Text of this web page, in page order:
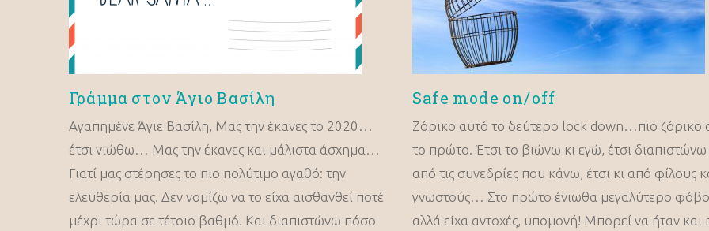
Γράμμα στον Άγιο Βασίλη
Αγαπημένε Άγιε Βασίλη, Μας την έκανες το 2020…
έτσι νιώθω… Μας την έκανες και μάλιστα άσχημα…
Γιατί μας στέρησες το πιο πολύτιμο αγαθό: την
ελευθερία μας. Δεν νομίζω να το είχα αισθανθεί ποτέ
μέχρι τώρα σε τέτοιο βαθμό. Και διαπιστώνω πόσο
Safe mode on/off
Ζόρικο αυτό το δεύτερο lock down…πιο ζόρικο
το πρώτο. Έτσι το βιώνω κι εγώ, έτσι διαπιστώνω
από τις συνεδρίες που κάνω, έτσι κι από φίλους
γνωστούς… Στο πρώτο ένιωθα μεγαλύτερο
αλλά είχα αντοχές, υπομονή! Μπορεί να ήταν και